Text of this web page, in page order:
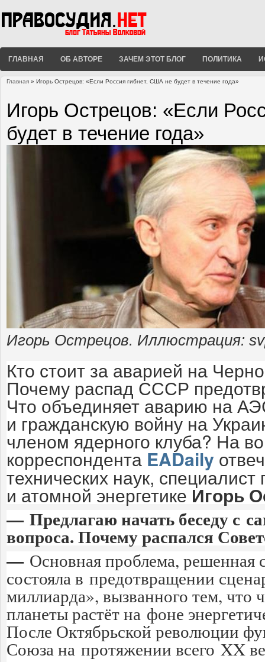
ГЛАВНАЯ ОБ АВТОРЕ ЗАЧЕМ ЭТОТ БЛОГ ПОЛИТИКА
Главная » Игорь Острецов: «Если Россия гибнет, США не будет в течение года»
Игорь Острецов: «Если
будет в течение года»
Игорь Острецов. Иллюстрация:
Кто стоит за аварией на
Почему распад СССР
Что объединяет аварию на
и гражданскую войну на
членом ядерного клуба? На
корреспондента EADaily
технических наук,
и атомной энергетике Игорь
— Предлагаю начать беседу с
вопроса. Почему распался
— Основная проблема, решенная
состояла в предотвращении
миллиарда», вызванного тем, что
планеты растёт на фоне
После Октябрьской революции
Союза на протяжении всего XX